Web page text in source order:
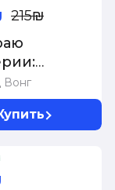
Вонгодной
на фоне
Китая
215₪